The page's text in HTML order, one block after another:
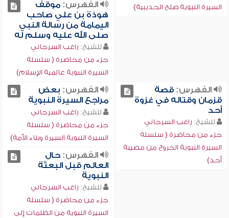
السيرة النبوية صلح الحديبية)
الفهرس:موقف
هوذة بن علي صاحب
اليمامة من رسالة النبي
صلى الله عليه وسلم له
للشيخ: راغب السرجاني
جزء من محاضرة ( سلسلة
السيرة النبوية عالمية الإسلام)
الفهرس:قصة
قزمان وقتاله في غزوة
أحد
للشيخ: راغب السرجاني
جزء من محاضرة ( سلسلة
السيرة النبوية الخروج من مصيبة
أحد)
الفهرس: بعض
مراجع السيرة النبوية
للشيخ: راغب السرجاني
جزء من محاضرة ( سلسلة
السيرة النبوية السيرة وبناء الأمة)
الفهرس:حال
العالم قبل البعثة
النبوية
للشيخ: راغب السرجاني
جزء من محاضرة ( سلسلة
السيرة النبوية من الظلمات إلى